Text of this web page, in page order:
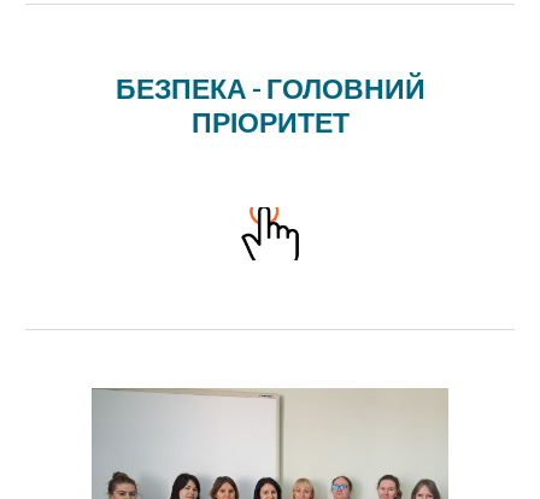
БЕЗПЕКА - ГОЛОВНИЙ
ПРІОРИТЕТ